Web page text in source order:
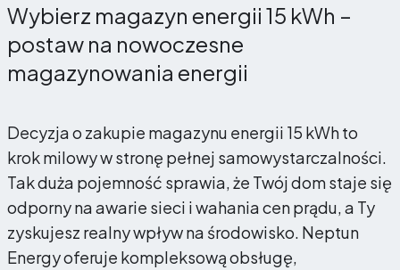
Wybierz magazyn energii 15 kWh –
postaw na nowoczesne
magazynowania energii
Decyzja o zakupie magazynu energii 15 kWh to
krok milowy w stronę pełnej samowystarczalności.
Tak duża pojemność sprawia, że Twój dom staje się
odporny na awarie sieci i wahania cen prądu, a Ty
zyskujesz realny wpływ na środowisko. Neptun
Energy oferuje kompleksową obsługę,